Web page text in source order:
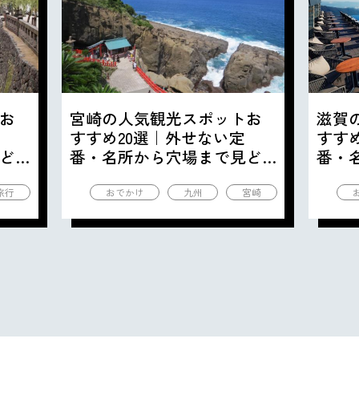
行
宮崎の人気観光スポットお
すすめ20選｜外せない定
番・名所から穴場まで見ど
おでかけ 九州 宮崎
滋賀
すす
番・